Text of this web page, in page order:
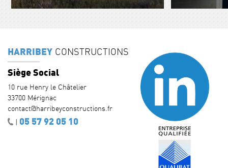
HARRIBEY CONSTRUCTIONS
Siège Social
10 rue Henry le Châtelier
33700 Mérignac
contact@harribeyconstructions.fr
| 05 57 92 05 10